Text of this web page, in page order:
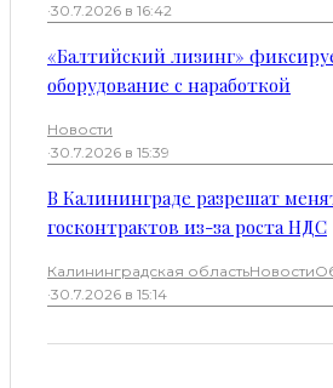
·30.7.2026 в 16:42
«Балтийский лизинг»
оборудование с наработкой
Новости
·30.7.2026 в 15:39
В Калининграде разрешат
госконтрактов из-за роста НДС
Калининградская областьНовости
·30.7.2026 в 15:14